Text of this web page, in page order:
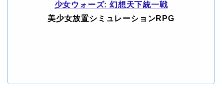
少女ウォーズ: 幻想天下統一戦
美少女放置シミュレーションRPG